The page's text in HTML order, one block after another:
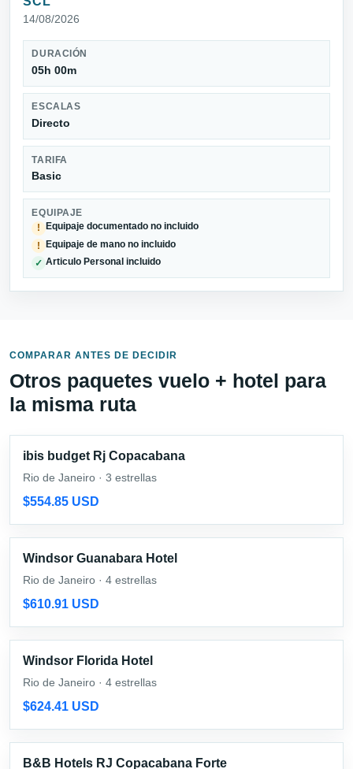
14/08/2026
DURACIÓN
05h 00m
ESCALAS
Directo
TARIFA
Basic
EQUIPAJE
!
Equipaje documentado no incluido
! Equipaje de mano no incluido
✓ Articulo Personal incluido
COMPARAR ANTES DE DECIDIR
Otros paquetes vuelo + hotel para
la misma ruta
ibis budget Rj Copacabana
Rio de Janeiro · 3 estrellas
$554.85 USD
Windsor Guanabara Hotel
Rio de Janeiro · 4 estrellas
$610.91 USD
Windsor Florida Hotel
Rio de Janeiro · 4 estrellas
$624.41 USD
B&B Hotels RJ Copacabana Forte